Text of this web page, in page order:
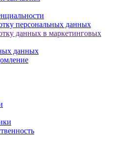
персональных данных
данных в маркетинговых
данных